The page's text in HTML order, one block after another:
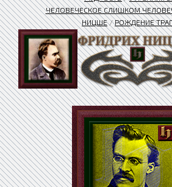
ЧЕЛОВЕЧЕСКОЕ СЛИШКОМ
НИЦШЕ/РОЖДЕНИЕ